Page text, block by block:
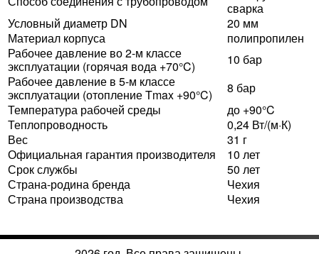
сварка
Условный диаметр DN
20 мм
Материал корпуса
полипропилен
Рабочее давление во 2-м классе
эксплуатации (горячая вода +70°C)
10 бар
Рабочее давление в 5-м классе
эксплуатации (отопление Tmax +90°C)
8 бар
Температура рабочей среды
до +90°C
Теплопроводность
0,24 Вт/(м·К)
Вес
31 г
Официальная гарантия производителя
10 лет
Срок службы
50 лет
Страна-родина бренда
Чехия
Страна производства
Чехия